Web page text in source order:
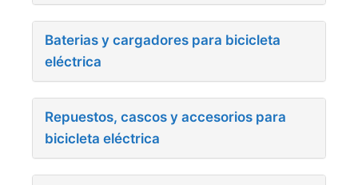
Baterias y cargadores para bicicleta
eléctrica
Repuestos, cascos y accesorios para
bicicleta eléctrica